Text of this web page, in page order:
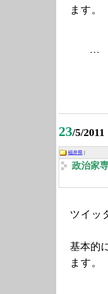
ます。
…
23/5/2011
福井県 |
政治家
ツイッ
基本的
ます。